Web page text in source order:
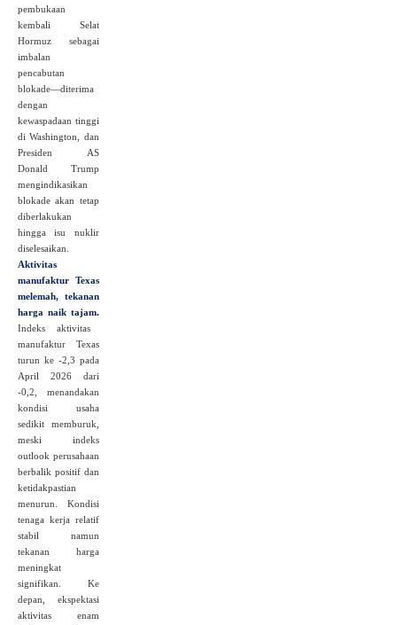
pembukaan
kembali Selat
Hormuz sebagai
imbalan
pencabutan
blokade—diterima
dengan
kewaspadaan tinggi
di Washington, dan
Presiden AS
Donald Trump
mengindikasikan
blokade akan tetap
diberlakukan
hingga isu nuklir
diselesaikan.
Aktivitas
manufaktur Texas
melemah, tekanan
harga naik tajam.
Indeks aktivitas
manufaktur Texas
turun ke -2,3 pada
April 2026 dari
-0,2, menandakan
kondisi usaha
sedikit memburuk,
meski indeks
outlook perusahaan
berbalik positif dan
ketidakpastian
menurun. Kondisi
tenaga kerja relatif
stabil namun
tekanan harga
meningkat
signifikan. Ke
depan, ekspektasi
aktivitas enam